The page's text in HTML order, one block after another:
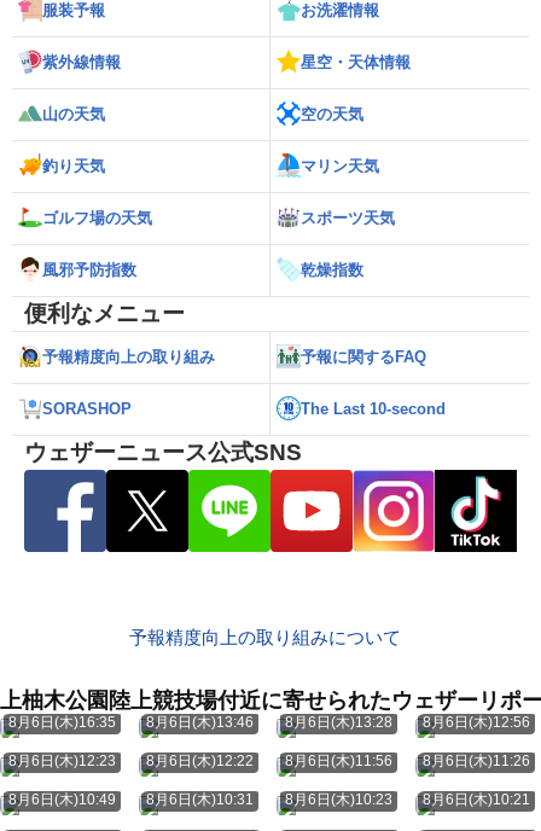
服装予報 お洗濯情報
紫外線情報 星空・天体情報
山の天気 空の天気
釣り天気 マリン天気
ゴルフ場の天気 スポーツ天気
風邪予防指数 乾燥指数
便利なメニュー
予報精度向上の取り組み 予報に関するFAQ
SORASHOP The Last 10-second
ウェザーニュース公式SNS
予報精度向上の取り組みについて
上柚木公園陸上競技場付近に寄せられたウェザーリポ
8月6日(木)16:35 8月6日(木)13:46 8月6日(木)13:28 8月6日(木)12:56
8月6日(木)12:23 8月6日(木)12:22 8月6日(木)11:56 8月6日(木)11:26
8月6日(木)10:49 8月6日(木)10:31 8月6日(木)10:23 8月6日(木)10:21